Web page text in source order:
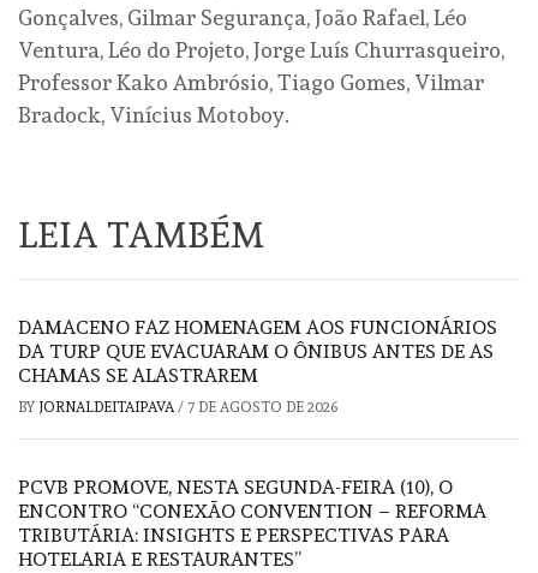
Gonçalves, Gilmar Segurança, João Rafael, Léo
Ventura, Léo do Projeto, Jorge Luís Churrasqueiro,
Professor Kako Ambrósio, Tiago Gomes, Vilmar
Bradock, Vinícius Motoboy.
LEIA TAMBÉM
DAMACENO FAZ HOMENAGEM AOS FUNCIONÁRIOS
DA TURP QUE EVACUARAM O ÔNIBUS ANTES DE AS
CHAMAS SE ALASTRAREM
BY JORNALDEITAIPAVA/ 7 DE AGOSTO DE 2026
PCVB PROMOVE, NESTA SEGUNDA-FEIRA (10), O
ENCONTRO “CONEXÃO CONVENTION – REFORMA
TRIBUTÁRIA: INSIGHTS E PERSPECTIVAS PARA
HOTELARIA E RESTAURANTES”